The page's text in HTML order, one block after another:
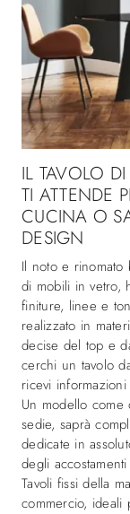
IL TAVOLO
TI ATTENDE
CUCINA O
DESIGN
Il noto e rinomato
di mobili in vetro,
finiture, linee e
realizzato in
decise del top e
cerchi un tavolo
ricevi
Un modello
sedie, saprà
dedicate in
degli
Tavoli fissi della
commercio,